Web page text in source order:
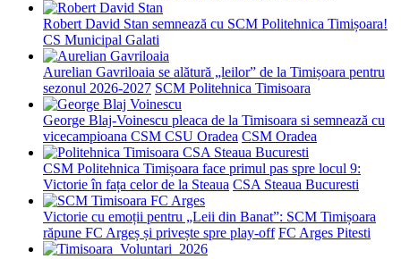
Robert David Stan semnează cu SCM Politehnica Timișoara!
CS Municipal Galati
Aurelian Gavriloaia se alătură „leilor” de la Timișoara pentru
sezonul 2026-2027 SCM Politehnica Timisoara
George Blaj-Voinescu pleaca de la Timisoara si semnează cu
vicecampioana CSM CSU Oradea CSM Oradea
CSM Politehnica Timișoara face primul pas spre locul 9:
Victorie în fața celor de la Steaua CSA Steaua Bucuresti
Victorie cu emoții pentru „Leii din Banat”: SCM Timișoara
răpune FC Argeș și privește spre play-off FC Arges Pitesti